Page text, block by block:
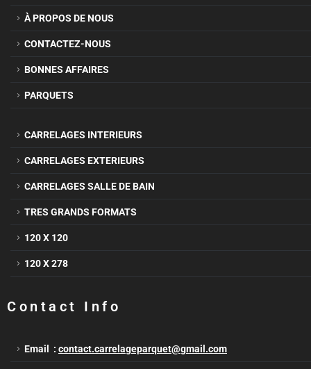
À PROPOS DE NOUS
CONTACTEZ-NOUS
BONNES AFFAIRES
PARQUETS
CARRELAGES INTERIEURS
CARRELAGES EXTERIEURS
CARRELAGES SALLE DE BAIN
TRES GRANDS FORMATS
120 X 120
120 X 278
Contact Info
Email : contact.carrelageparquet@gmail.com